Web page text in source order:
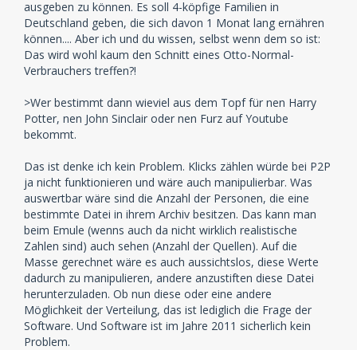
ausgeben zu können. Es soll 4-köpfige Familien in
Deutschland geben, die sich davon 1 Monat lang ernähren
können.... Aber ich und du wissen, selbst wenn dem so ist:
Das wird wohl kaum den Schnitt eines Otto-Normal-
Verbrauchers treffen?!
>Wer bestimmt dann wieviel aus dem Topf für nen Harry
Potter, nen John Sinclair oder nen Furz auf Youtube
bekommt.
Das ist denke ich kein Problem. Klicks zählen würde bei P2P
ja nicht funktionieren und wäre auch manipulierbar. Was
auswertbar wäre sind die Anzahl der Personen, die eine
bestimmte Datei in ihrem Archiv besitzen. Das kann man
beim Emule (wenns auch da nicht wirklich realistische
Zahlen sind) auch sehen (Anzahl der Quellen). Auf die
Masse gerechnet wäre es auch aussichtslos, diese Werte
dadurch zu manipulieren, andere anzustiften diese Datei
herunterzuladen. Ob nun diese oder eine andere
Möglichkeit der Verteilung, das ist lediglich die Frage der
Software. Und Software ist im Jahre 2011 sicherlich kein
Problem.